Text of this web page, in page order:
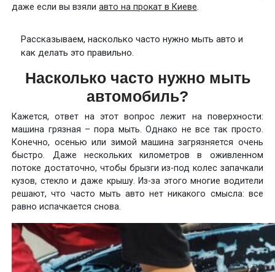
даже если вы взялиавто на прокат в Киеве.
Рассказываем, насколько часто нужно мыть авто и
как делать это правильно.
Насколько часто нужно мыть
автомобиль?
Кажется, ответ на этот вопрос лежит на поверхности:
машина грязная – пора мыть. Однако не все так просто.
Конечно, осенью или зимой машина загрязняется очень
быстро. Даже нескольких километров в оживленном
потоке достаточно, чтобы брызги из-под колес запачкали
кузов, стекло и даже крышу. Из-за этого многие водители
решают, что часто мыть авто нет никакого смысла: все
равно испачкается снова.